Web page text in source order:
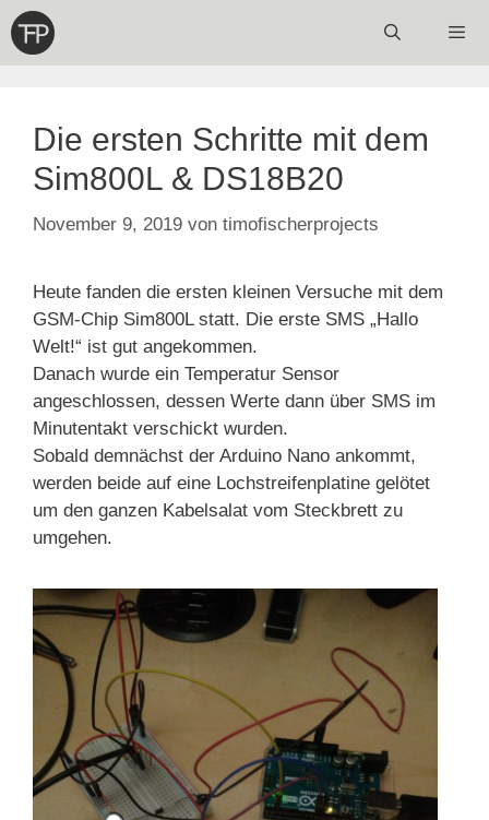
Zum
Inhalt
springen
Die ersten Schritte mit dem
Sim800L & DS18B20
November 9, 2019 von timofischerprojects
Heute fanden die ersten kleinen Versuche mit dem
GSM-Chip Sim800L statt. Die erste SMS „Hallo
Welt!“ ist gut angekommen.
Danach wurde ein Temperatur Sensor
angeschlossen, dessen Werte dann über SMS im
Minutentakt verschickt wurden.
Sobald demnächst der Arduino Nano ankommt,
werden beide auf eine Lochstreifenplatine gelötet
um den ganzen Kabelsalat vom Steckbrett zu
umgehen.